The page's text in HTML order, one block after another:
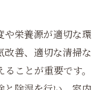
栄養源が適切な環
改善、適切な清掃な
ことが重要です。